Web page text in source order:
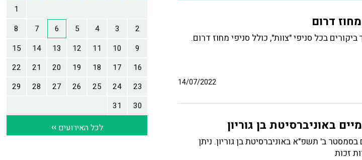
דרום
בכל סניפי "צוות", כולל סניפי מחוז דרום.
14/07/2022
באוניברסיטת בן גוריון
ב' תשפ"א באוניברסיטת בן גוריון. ניתן
זכות